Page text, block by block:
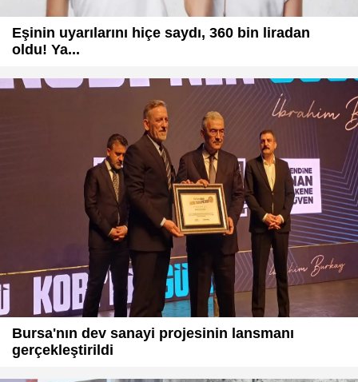
Eşinin uyarılarını hiçe saydı, 360 bin liradan
oldu! Ya...
Bursa'nın dev sanayi projesinin lansmanı
gerçekleştirildi